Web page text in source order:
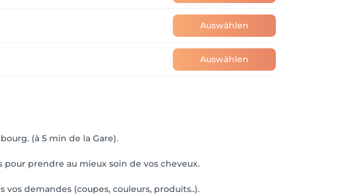
Auswählen
Auswählen
(à 5 min de la Gare).
prendre au mieux soin de vos cheveux.
demandes (coupes, couleurs, produits..).